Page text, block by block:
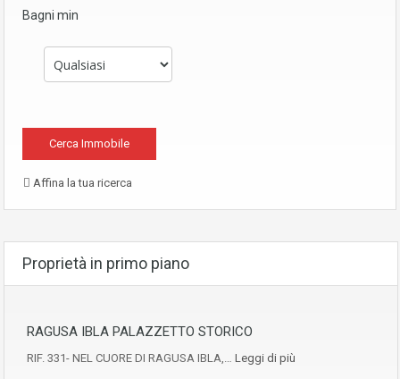
Bagni min
Affina la tua ricerca
Proprietà in primo piano
RAGUSA IBLA PALAZZETTO STORICO
RIF. 331- NEL CUORE DI RAGUSA IBLA,… Leggi di più